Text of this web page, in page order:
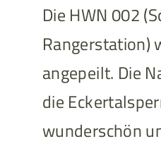
Die HWN 002
Rangerstation)
angepeilt. Die
die
wunderschön